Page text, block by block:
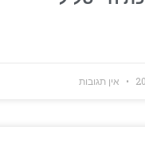
אין תגובות